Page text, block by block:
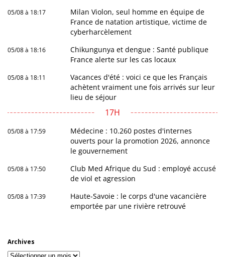
05/08 à 18:17
Milan Violon, seul homme en équipe de
France de natation artistique, victime de
cyberharcèlement
05/08 à 18:16
Chikungunya et dengue : Santé publique
France alerte sur les cas locaux
05/08 à 18:11
Vacances d'été : voici ce que les Français
achètent vraiment une fois arrivés sur leur
lieu de séjour
17H
05/08 à 17:59
Médecine : 10.260 postes d'internes
ouverts pour la promotion 2026, annonce
le gouvernement
05/08 à 17:50
Club Med Afrique du Sud : employé accusé
de viol et agression
05/08 à 17:39
Haute-Savoie : le corps d'une vacancière
emportée par une rivière retrouvé
Archives
Archives